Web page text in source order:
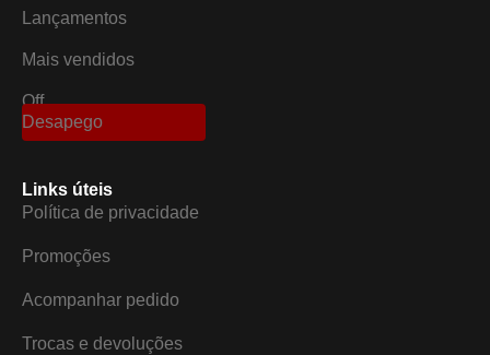
Lançamentos
Mais vendidos
Off
Desapego
Links úteis
Política de privacidade
Promoções
Acompanhar pedido
Trocas e devoluções